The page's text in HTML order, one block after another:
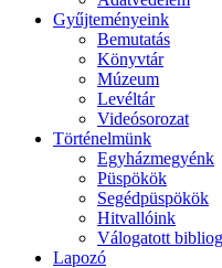
Gyűjteményeink
Bemutatás
Könyvtár
Múzeum
Levéltár
Videósorozat
Történelmünk
Egyházmegyénk
Püspökök
Segédpüspökök
Hitvallóink
Válogatott
Lapozó